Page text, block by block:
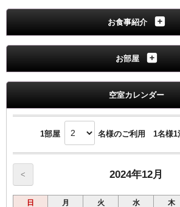
お食事紹介
お部屋
空室カレンダー
1部屋 名様のご利用 1名様1
< 2024年12月
日 月 火 水 木